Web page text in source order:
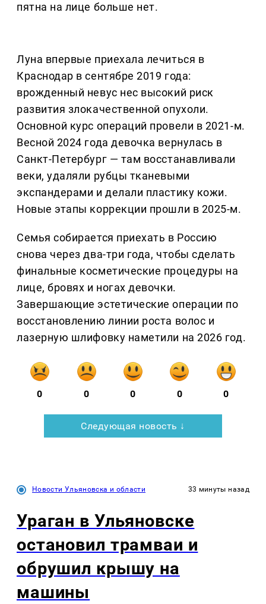
пятна на лице больше нет.
Луна впервые приехала лечиться в
Краснодар в сентябре 2019 года:
врожденный невус нес высокий риск
развития злокачественной опухоли.
Основной курс операций провели в 2021-м.
Весной 2024 года девочка вернулась в
Санкт-Петербург — там восстанавливали
веки, удаляли рубцы тканевыми
экспандерами и делали пластику кожи.
Новые этапы коррекции прошли в 2025-м.
Семья собирается приехать в Россию
снова через два-три года, чтобы сделать
финальные косметические процедуры на
лице, бровях и ногах девочки.
Завершающие эстетические операции по
восстановлению линии роста волос и
лазерную шлифовку наметили на 2026 год.
0 0 0 0 0
Следующая новость ↓
Новости Ульяновска и области 33 минуты назад
Ураган в Ульяновске
остановил трамваи и
обрушил крышу на
машины